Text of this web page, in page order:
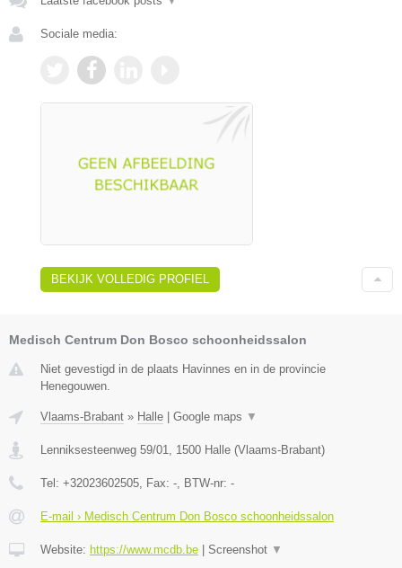
Sociale media:
BEKIJK VOLLEDIG PROFIEL
Medisch Centrum Don Bosco schoonheidssalon
Niet gevestigd in de plaats Havinnes en in de provincie
Henegouwen.
Vlaams-Brabant » Halle Google maps ▼
Lenniksesteenweg 59/01 1500 Halle (Vlaams-Brabant)
Tel: +32023602505 , Fax: - , BTW-nr: -
E-mail › Medisch Centrum Don Bosco schoonheidssalon
Website: https://www.mcdb.be Screenshot ▼